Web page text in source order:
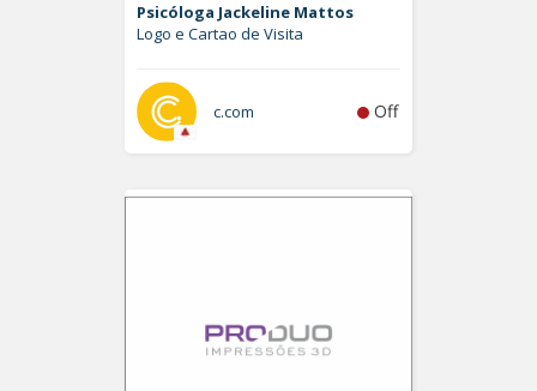
Psicóloga Jackeline Mattos
Logo e Cartao de Visita
c.com Off